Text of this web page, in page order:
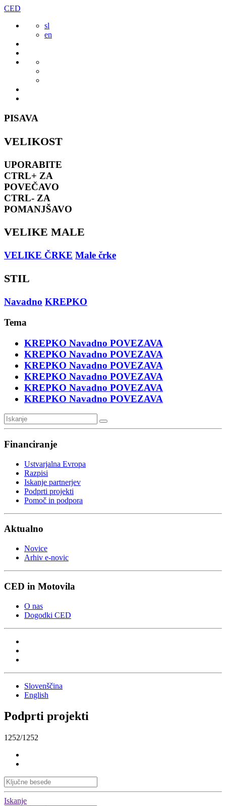
Preskoči
vsebine
CED
sl
en
PISAVA
VELIKOST
UPORABITE
CTRL+ ZA
POVEČAVO
CTRL- ZA
POMANJŠAVO
VELIKE MALE
VELIKE ČRKE Male črke
STIL
Navadno KREPKO
Tema
KREPKO Navadno POVEZAVA
KREPKO Navadno POVEZAVA
KREPKO Navadno POVEZAVA
KREPKO Navadno POVEZAVA
KREPKO Navadno POVEZAVA
KREPKO Navadno POVEZAVA
Financiranje
Ustvarjalna Evropa
Razpisi
Iskanje partnerjev
Podprti projekti
Pomoč in podpora
Aktualno
Novice
Arhiv e-novic
CED in Motovila
O nas
Dogodki CED
Slovenščina
English
Podprti projekti
1252/1252
Iskanje